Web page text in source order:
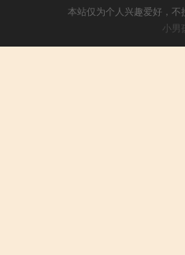
本站仅为个人兴趣爱好，
小男